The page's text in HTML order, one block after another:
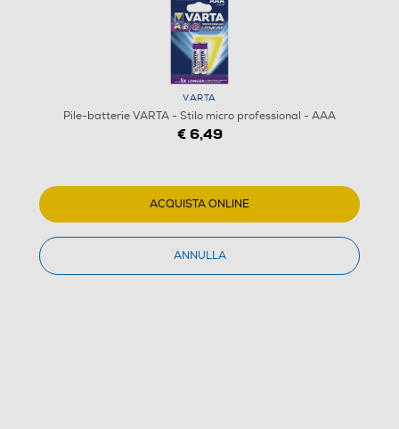
VARTA
Pile-batterie VARTA - Stilo micro professional - AAA
€ 6,49
ACQUISTA ONLINE
ANNULLA